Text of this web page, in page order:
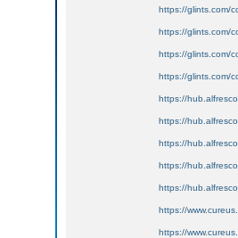
https://glints.com/
https://glints.com/
https://glints.com/
https://glints.com/
https://
https://
https://
https://
https://
https://
https://